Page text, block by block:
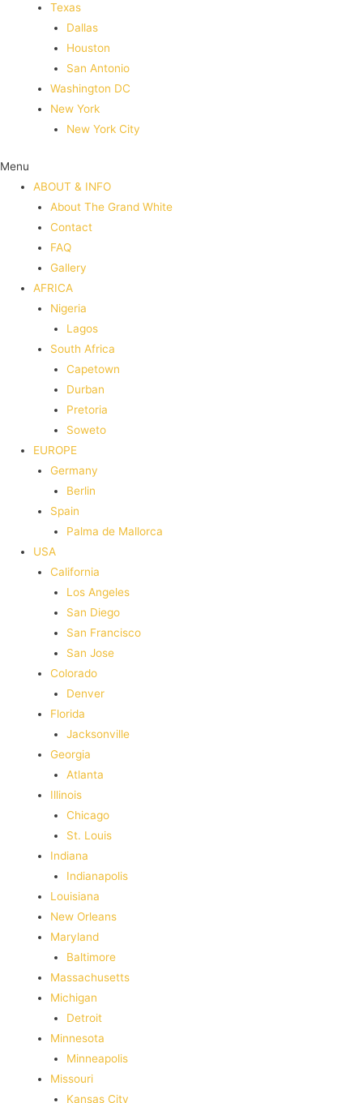
Texas
Dallas
Houston
San Antonio
Washington DC
New York
New York City
Menu
ABOUT & INFO
About The Grand White
Contact
FAQ
Gallery
AFRICA
Nigeria
Lagos
South Africa
Capetown
Durban
Pretoria
Soweto
EUROPE
Germany
Berlin
Spain
Palma de Mallorca
USA
California
Los Angeles
San Diego
San Francisco
San Jose
Colorado
Denver
Florida
Jacksonville
Georgia
Atlanta
Illinois
Chicago
St. Louis
Indiana
Indianapolis
‎Louisiana
New Orleans
Maryland
Baltimore
Massachusetts
Michigan
Detroit
Minnesota
Minneapolis
Missouri
Kansas City